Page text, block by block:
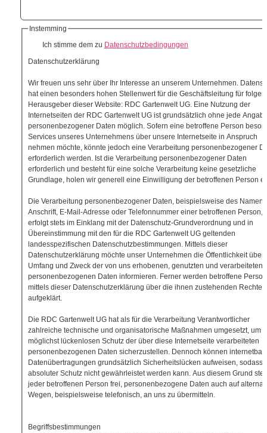
Instemming
Ich stimme dem zu Datenschutzbedingungen
Datenschutzerklärung
Wir freuen uns sehr über Ihr Interesse an unserem Unternehmen.
hat einen besonders hohen Stellenwert für die Geschäftsleitung für
Herausgeber dieser Website: RDC Gartenwelt UG. Eine Nutzung der
Internetseiten der RDC Gartenwelt UG ist grundsätzlich ohne jede
personenbezogener Daten möglich. Sofern eine betroffene Person
Services unseres Unternehmens über unsere Internetseite in Anspruch
nehmen möchte, könnte jedoch eine Verarbeitung personenbezogener
erforderlich werden. Ist die Verarbeitung personenbezogener Daten
erforderlich und besteht für eine solche Verarbeitung keine gesetzliche
Grundlage, holen wir generell eine Einwilligung der betroffenen Person
Die Verarbeitung personenbezogener Daten, beispielsweise des
Anschrift, E-Mail-Adresse oder Telefonnummer einer betroffenen Person,
erfolgt stets im Einklang mit der Datenschutz-Grundverordnung und in
Übereinstimmung mit den für die RDC Gartenwelt UG geltenden
landesspezifischen Datenschutzbestimmungen. Mittels dieser
Datenschutzerklärung möchte unser Unternehmen die Öffentlichkeit über
Umfang und Zweck der von uns erhobenen, genutzten und verarbeiteten
personenbezogenen Daten informieren. Ferner werden betroffene
mittels dieser Datenschutzerklärung über die ihnen zustehenden Rechte
aufgeklärt.
Die RDC Gartenwelt UG hat als für die Verarbeitung Verantwortlicher
zahlreiche technische und organisatorische Maßnahmen umgesetzt, um
möglichst lückenlosen Schutz der über diese Internetseite verarbeiteten
personenbezogenen Daten sicherzustellen. Dennoch können
Datenübertragungen grundsätzlich Sicherheitslücken aufweisen, sodass
absoluter Schutz nicht gewährleistet werden kann. Aus diesem Grund
jeder betroffenen Person frei, personenbezogene Daten auch auf
Wegen, beispielsweise telefonisch, an uns zu übermitteln.
Begriffsbestimmungen